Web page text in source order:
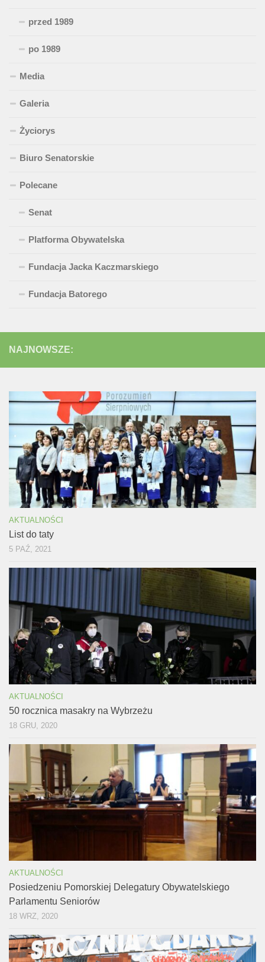
przed 1989
po 1989
Media
Galeria
Życiorys
Biuro Senatorskie
Polecane
Senat
Platforma Obywatelska
Fundacja Jacka Kaczmarskiego
Fundacja Batorego
NAJNOWSZE:
AKTUALNOŚCI
List do taty
5 PAŹ, 2021
AKTUALNOŚCI
50 rocznica masakry na Wybrzeżu
18 GRU, 2020
AKTUALNOŚCI
Posiedzeniu Pomorskiej Delegatury Obywatelskiego
Parlamentu Seniorów
18 WRZ, 2020